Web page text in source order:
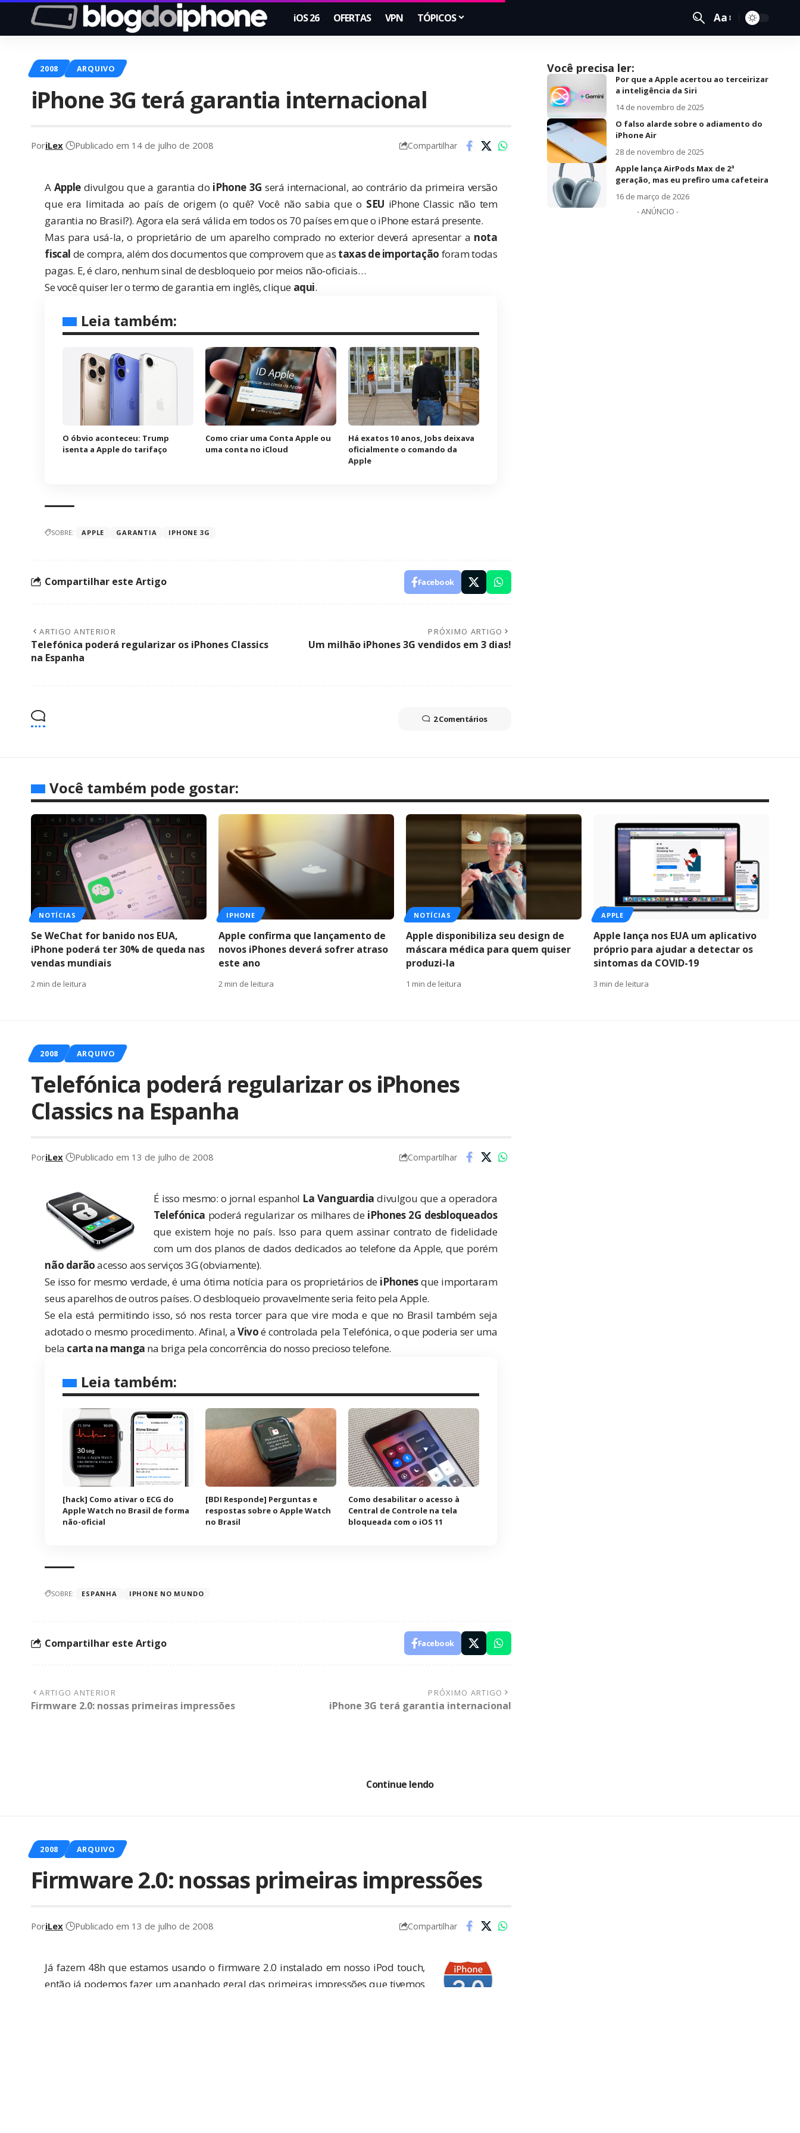
iOS 26 OFERTAS VPN TÓPICOS Aa
2008 ARQUIVO
iPhone 3G terá garantia internacional
PoriLex Publicado em 14 de julho de 2008 Compartilhar
A Appledivulgou que a garantia do iPhone 3G será internacional, ao contrário da primeira versão
que era limitada ao país de origem (o quê? Você não sabia que o SEU iPhone Classic não tem
garantia no Brasil?). Agora ela será válida em todos os 70 países em que o iPhone estará presente.
Mas para usá-la, o proprietário de um aparelho comprado no exterior deverá apresentar a nota
fiscal de compra, além dos documentos que comprovem que as taxas de importação foram todas
pagas. E, é claro, nenhum sinal de desbloqueio por meios não-oficiais…
Se você quiser ler o termo de garantia em inglês, clique aqui.
Leia também:
O óbvio aconteceu: Trump
isenta a Apple do tarifaço
Como criar uma Conta Apple ou
uma conta no iCloud
Há exatos 10 anos, Jobs deixava
oficialmente o comando da
Apple
SOBRE: APPLE GARANTIA IPHONE 3G
Compartilhar este Artigo Facebook
ARTIGO ANTERIOR
Telefónica poderá regularizar os iPhones Classics
na Espanha
PRÓXIMO ARTIGO
Um milhão iPhones 3G vendidos em 3 dias!
2 Comentários
Você precisa ler:
Por que a Apple acertou ao terceirizar
a inteligência da Siri
14 de novembro de 2025
O falso alarde sobre o adiamento do
iPhone Air
28 de novembro de 2025
Apple lança AirPods Max de 2ª
geração, mas eu prefiro uma cafeteira
16 de março de 2026
- ANÚNCIO -
Você também pode gostar:
NOTÍCIAS
Se WeChat for banido nos EUA,
iPhone poderá ter 30% de queda nas
vendas mundiais
2 min de leitura
IPHONE
Apple confirma que lançamento de
novos iPhones deverá sofrer atraso
este ano
2 min de leitura
NOTÍCIAS
Apple disponibiliza seu design de
máscara médica para quem quiser
produzi-la
1 min de leitura
APPLE
Apple lança nos EUA um aplicativo
próprio para ajudar a detectar os
sintomas da COVID-19
3 min de leitura
2008 ARQUIVO
Telefónica poderá regularizar os iPhones
Classics na Espanha
PoriLex Publicado em 13 de julho de 2008 Compartilhar
É isso mesmo: o jornal espanhol La Vanguardia divulgou que a operadora
Telefónica poderá regularizar os milhares de iPhones 2G desbloqueados
que existem hoje no país. Isso para quem assinar contrato de fidelidade
com um dos planos de dados dedicados ao telefone da Apple, que porém
não darãoacesso aos serviços 3G (obviamente).
Se isso for mesmo verdade, é uma ótima notícia para os proprietários de iPhonesque importaram
seus aparelhos de outros países. O desbloqueio provavelmente seria feito pela Apple.
Se ela está permitindo isso, só nos resta torcer para que vire moda e que no Brasil também seja
adotado o mesmo procedimento. Afinal, aVivoé controlada pela Telefónica, o que poderia ser uma
bela carta na manga na briga pela concorrência do nosso precioso telefone.
Leia também:
[hack] Como ativar o ECG do
Apple Watch no Brasil de forma
não-oficial
[BDI Responde] Perguntas e
respostas sobre o Apple Watch
no Brasil
Como desabilitar o acesso à
Central de Controle na tela
bloqueada com o iOS 11
SOBRE: ESPANHA IPHONE NO MUNDO
Compartilhar este Artigo Facebook
ARTIGO ANTERIOR
Firmware 2.0: nossas primeiras impressões
PRÓXIMO ARTIGO
iPhone 3G terá garantia internacional
Continue lendo
2008 ARQUIVO
Firmware 2.0: nossas primeiras impressões
PoriLex Publicado em 13 de julho de 2008 Compartilhar
Já fazem 48h que estamos usando o firmware 2.0 instalado em nosso iPod touch,
então já podemos fazer um apanhado geral das primeiras impressões que tivemos